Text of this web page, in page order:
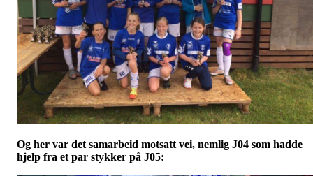
Og her var det samarbeid motsatt vei, nemlig J04 som hadde
hjelp fra et par stykker på J05: